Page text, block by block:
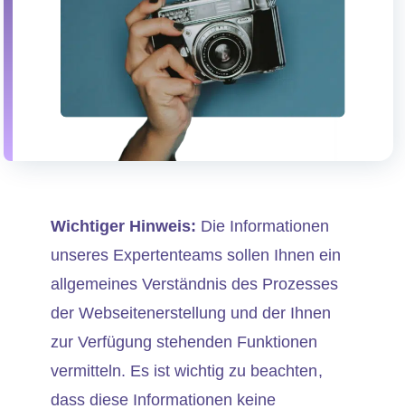
Wichtiger Hinweis: Die Informationen
unseres Expertenteams sollen Ihnen ein
allgemeines Verständnis des Prozesses
der Webseitenerstellung und der Ihnen
zur Verfügung stehenden Funktionen
vermitteln. Es ist wichtig zu beachten,
dass diese Informationen keine